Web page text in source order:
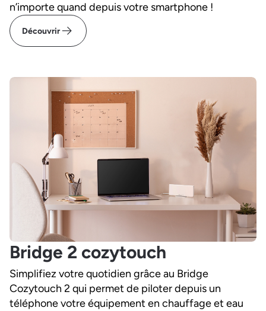
n’importe quand depuis votre smartphone !
Découvrir
Bridge 2 cozytouch
Simplifiez votre quotidien grâce au Bridge
Cozytouch 2 qui permet de piloter depuis un
téléphone votre équipement en chauffage et eau